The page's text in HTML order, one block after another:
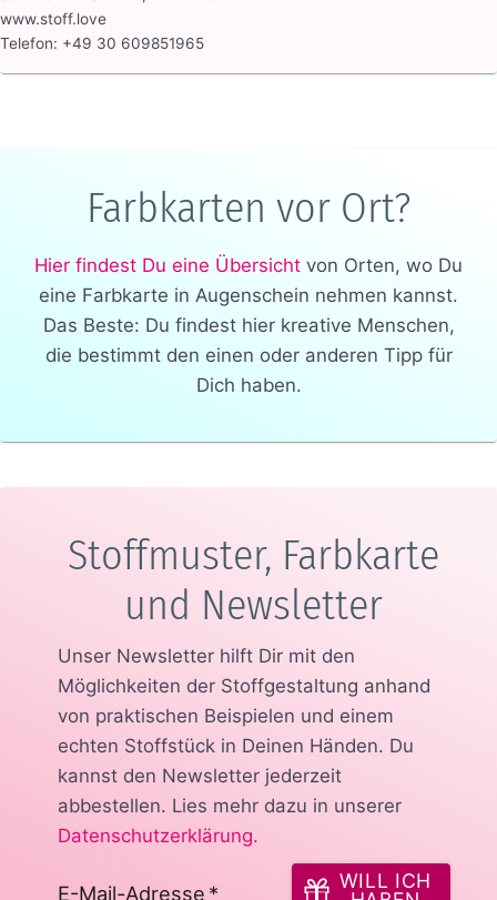
www.stoff.love
Telefon: +49 30 609851965
Farbkarten vor Ort?
Hier findest Du eine Übersicht von Orten, wo Du
eine Farbkarte in Augenschein nehmen kannst.
Das Beste: Du findest hier kreative Menschen,
die bestimmt den einen oder anderen Tipp für
Dich haben.
Stoffmuster, Farbkarte
und Newsletter
Unser Newsletter hilft Dir mit den
Möglichkeiten der Stoffgestaltung anhand
von praktischen Beispielen und einem
echten Stoffstück in Deinen Händen. Du
kannst den Newsletter jederzeit
abbestellen. Lies mehr dazu in unserer
Datenschutzerklärung.
E-Mail-Adresse *
WILL ICH